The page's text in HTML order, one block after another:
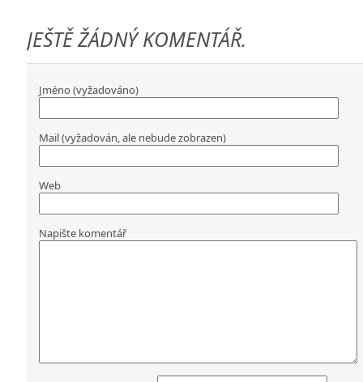
JEŠTĚ ŽÁDNÝ KOMENTÁŘ.
Jméno (vyžadováno)
Mail (vyžadován, ale nebude zobrazen)
Web
Napište komentář